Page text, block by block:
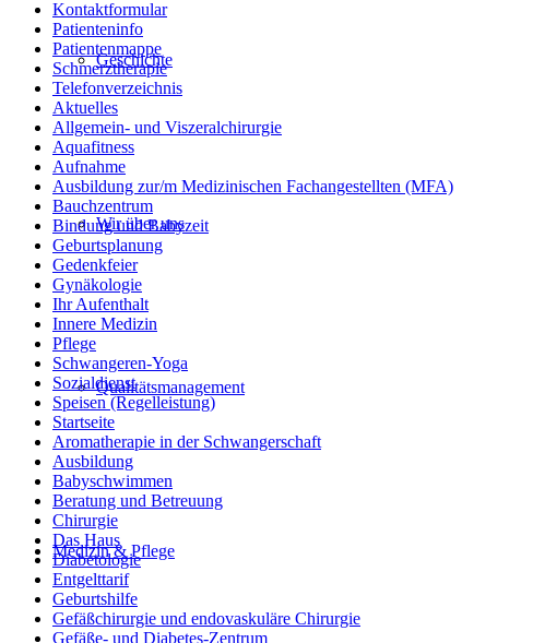
Geschichte
Wir über uns
Qualitätsmanagement
Medizin & Pflege
Kontaktformular
Patienteninfo
Patientenmappe
Schmerztherapie
Telefonverzeichnis
Aktuelles
Allgemein- und Viszeralchirurgie
Aquafitness
Aufnahme
Ausbildung zur/m Medizinischen Fachangestellten (MFA)
Bauchzentrum
Bindung und Babyzeit
Geburtsplanung
Gedenkfeier
Gynäkologie
Ihr Aufenthalt
Innere Medizin
Pflege
Schwangeren-Yoga
Sozialdienst
Speisen (Regelleistung)
Startseite
Aromatherapie in der Schwangerschaft
Ausbildung
Babyschwimmen
Beratung und Betreuung
Chirurgie
Das Haus
Diabetologie
Entgelttarif
Geburtshilfe
Gefäßchirurgie und endovaskuläre Chirurgie
Gefäße- und Diabetes-Zentrum